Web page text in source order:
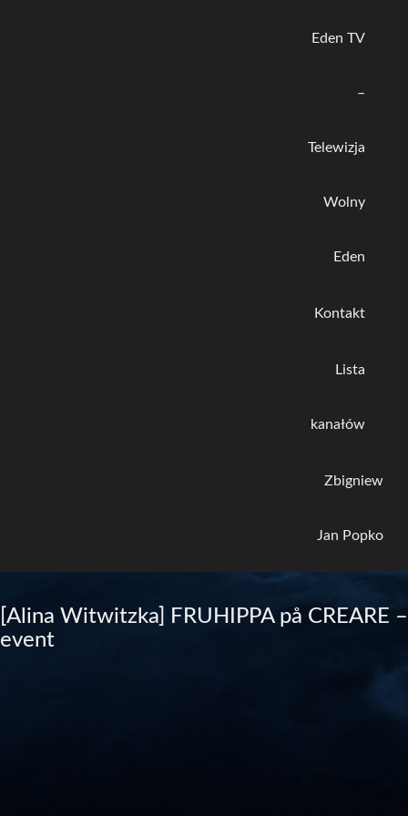
Eden TV
–
Telewizja
Wolny
Eden
Kontakt
Lista
kanałów
Zbigniew
Jan Popko
[Alina Witwitzka] FRUHIPPA på CREARE –
event